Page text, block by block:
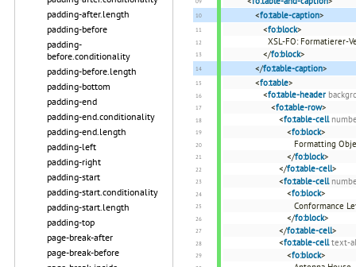
padding-after.length
padding-before
padding-
before.conditionality
padding-before.length
padding-bottom
padding-end
padding-end.conditionality
padding-end.length
padding-left
padding-right
padding-start
padding-start.conditionality
padding-start.length
padding-top
page-break-after
page-break-before
<fo:table-caption>
<fo:block>
XSL-FO: Formatierer-
</fo:block>
</fo:table-caption>
<fo:table>
<fo:table-header
<fo:table-row>
<fo:table-cell
<fo:block>
Formatting
</fo:block>
</fo:table-cell>
<fo:table-cell
<fo:block>
Conformance
</fo:block>
</fo:table-cell>
<fo:table-cell text-
<fo:block>